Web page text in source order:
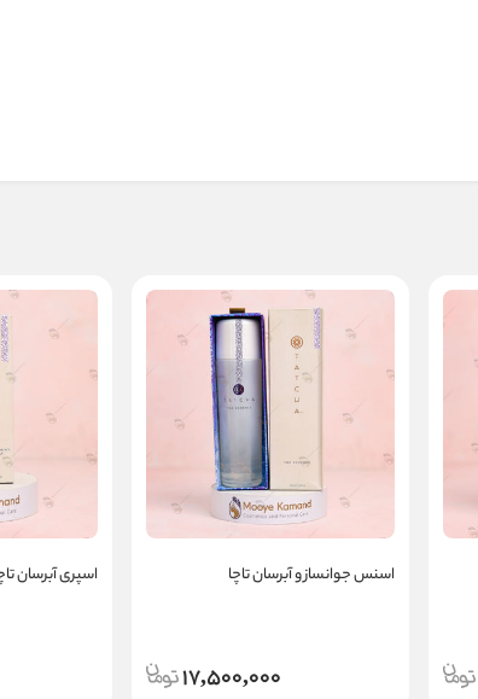
اسنس جوانساز و آبرسان تاچا
17,500,000
اسپری آبرسان